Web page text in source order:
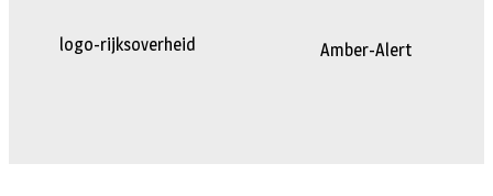
logo-rijksoverheid Amber-Alert